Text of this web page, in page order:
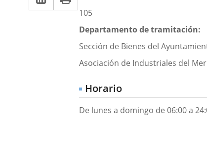
aplicación
externa.
aplicación
externa.
a
aplicación
externa.
105
Departamento de tramitación:
Sección de Bienes del
Asociación de Industriales del
Horario
De lunes a domingo de 06:00 a